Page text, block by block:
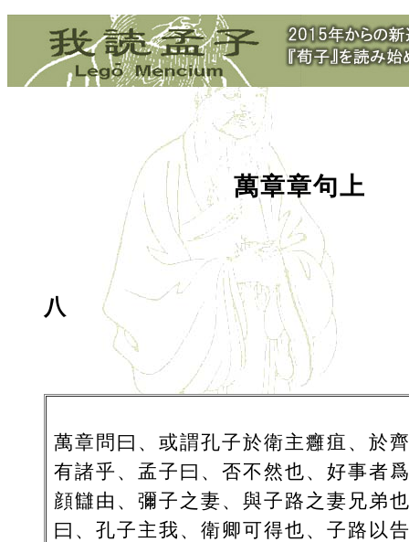
萬章章句上
八
萬章問曰、或謂孔子於衛主癰疽、於
有諸乎、孟子曰、否不然也、好事者
顔讎由、彌子之妻、與子路之妻兄弟
曰、孔子主我、衛卿可得也、子路以